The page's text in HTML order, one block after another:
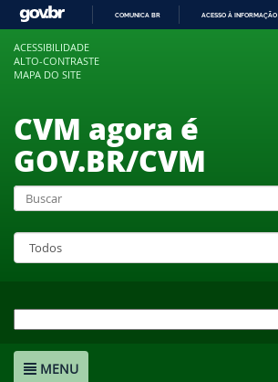
COMUNICA BR ACESSO À INFORMAÇÃO
ACESSIBILIDADE
ALTO-CONTRASTE
MAPA DO SITE
CVM agora é
GOV.BR/CVM
MENU